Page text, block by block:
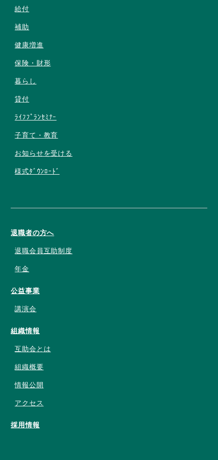
給付
補助
健康増進
保険・財形
暮らし
貸付
ﾗｲﾌﾌﾟﾗﾝｾﾐﾅｰ
子育て・教育
お知らせを受ける
様式ﾀﾞｳﾝﾛｰﾄﾞ
退職者の方へ
退職会員互助制度
年金
公益事業
講演会
組織情報
互助会とは
組織概要
情報公開
アクセス
採用情報